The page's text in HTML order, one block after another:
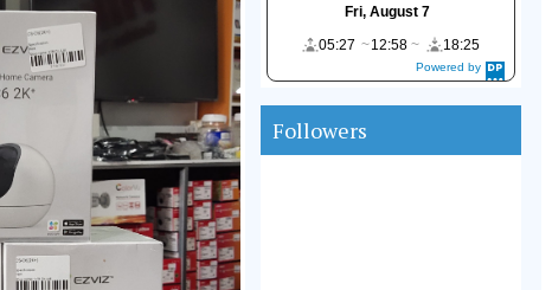
Powered by
DaysPedia.c
Fri, August 7
05:27
12:58 18:25
Followers